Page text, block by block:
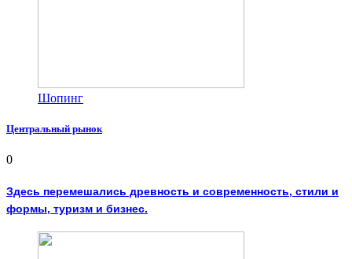
Шопинг
Центральный рынок
0
Здесь перемешались древность и современность, стили и
формы, туризм и бизнес.